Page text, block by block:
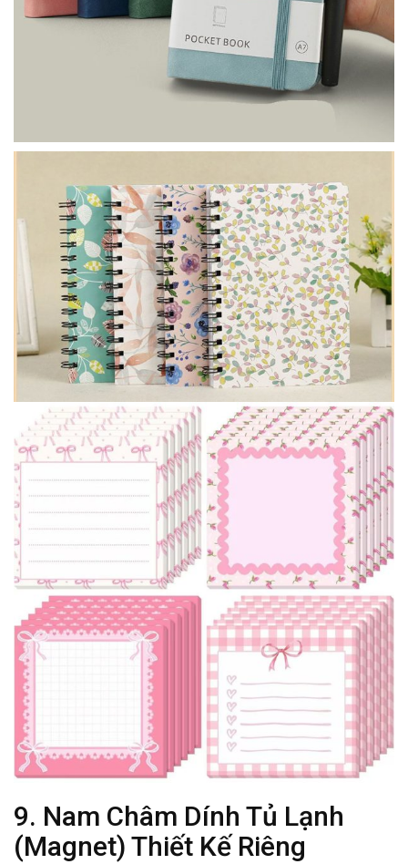
9. Nam Châm Dính Tủ Lạnh
(Magnet) Thiết Kế Riêng